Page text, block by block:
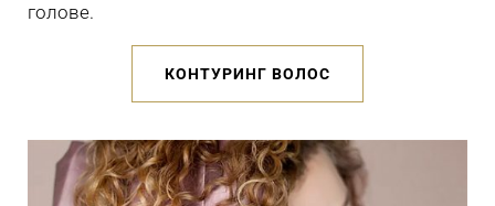
голове.
КОНТУРИНГ ВОЛОС